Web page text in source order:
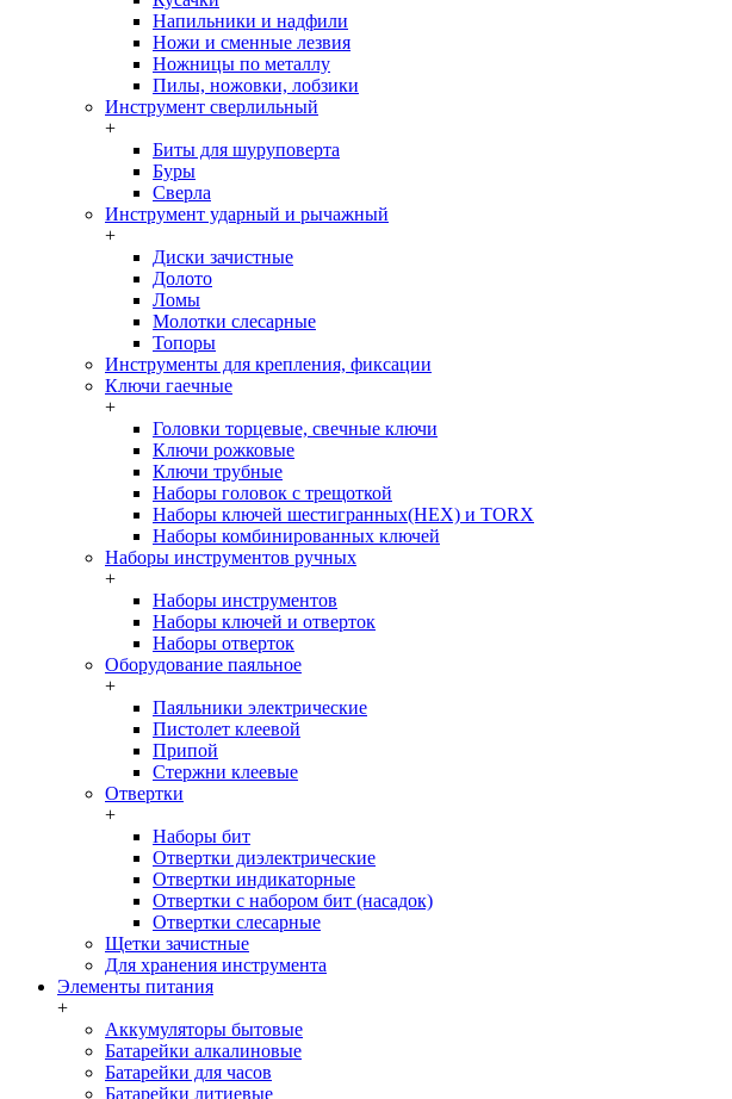
Напильники и надфили
Ножи и сменные лезвия
Ножницы по металлу
Пилы, ножовки, лобзики
Инструмент сверлильный
+
Биты для шуруповерта
Буры
Сверла
Инструмент ударный и рычажный
+
Диски зачистные
Долото
Ломы
Молотки слесарные
Топоры
Инструменты для крепления, фиксации
Ключи гаечные
+
Головки торцевые, свечные ключи
Ключи рожковые
Ключи трубные
Наборы головок c трещоткой
Наборы ключей шестигранных(HEX) и TORX
Наборы комбинированных ключей
Наборы инструментов ручных
+
Наборы инструментов
Наборы ключей и отверток
Наборы отверток
Оборудование паяльное
+
Паяльники электрические
Пистолет клеевой
Припой
Стержни клеевые
Отвертки
+
Наборы бит
Отвертки диэлектрические
Отвертки индикаторные
Отвертки с набором бит (насадок)
Отвертки слесарные
Щетки зачистные
Для хранения инструмента
Элементы питания
+
Аккумуляторы бытовые
Батарейки алкалиновые
Батарейки для часов
Батарейки литиевые